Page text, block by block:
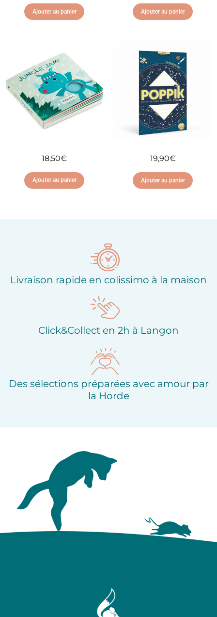
Ajouter au panier
Ajouter à ma liste
d'envies
Ajouter au panier
Ajouter à ma liste
d'envies
18,50€
Ajouter au panier
19,90€
Ajouter au panier
Livraison rapide en colissimo à la maison
Click&Collect en 2h à Langon
Des sélections préparées avec amour par
la Horde